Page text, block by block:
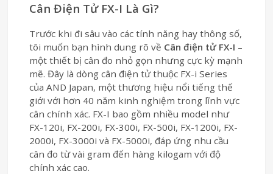
Cân Điện Tử FX-I Là Gì?
Trước khi đi sâu vào các tính năng hay thông số,
tôi muốn bạn hình dung rõ về Cân điện tử FX-I –
một thiết bị cân đo nhỏ gọn nhưng cực kỳ mạnh
mẽ. Đây là dòng cân điện tử thuộc FX-i Series
của AND Japan, một thương hiệu nổi tiếng thế
giới với hơn 40 năm kinh nghiệm trong lĩnh vực
cân chính xác. FX-I bao gồm nhiều model như
FX-120i, FX-200i, FX-300i, FX-500i, FX-1200i, FX-
2000i, FX-3000i và FX-5000i, đáp ứng nhu cầu
cân đo từ vài gram đến hàng kilogam với độ
chính xác cao.